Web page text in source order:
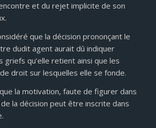
et du rejet implicite de son
que la décision prononçant le
dudit agent aurait dû indiquer
griefs qu’elle retient ainsi que les
droit sur lesquelles elle se fonde.
la motivation, faute de figurer dans
la décision peut être inscrite dans